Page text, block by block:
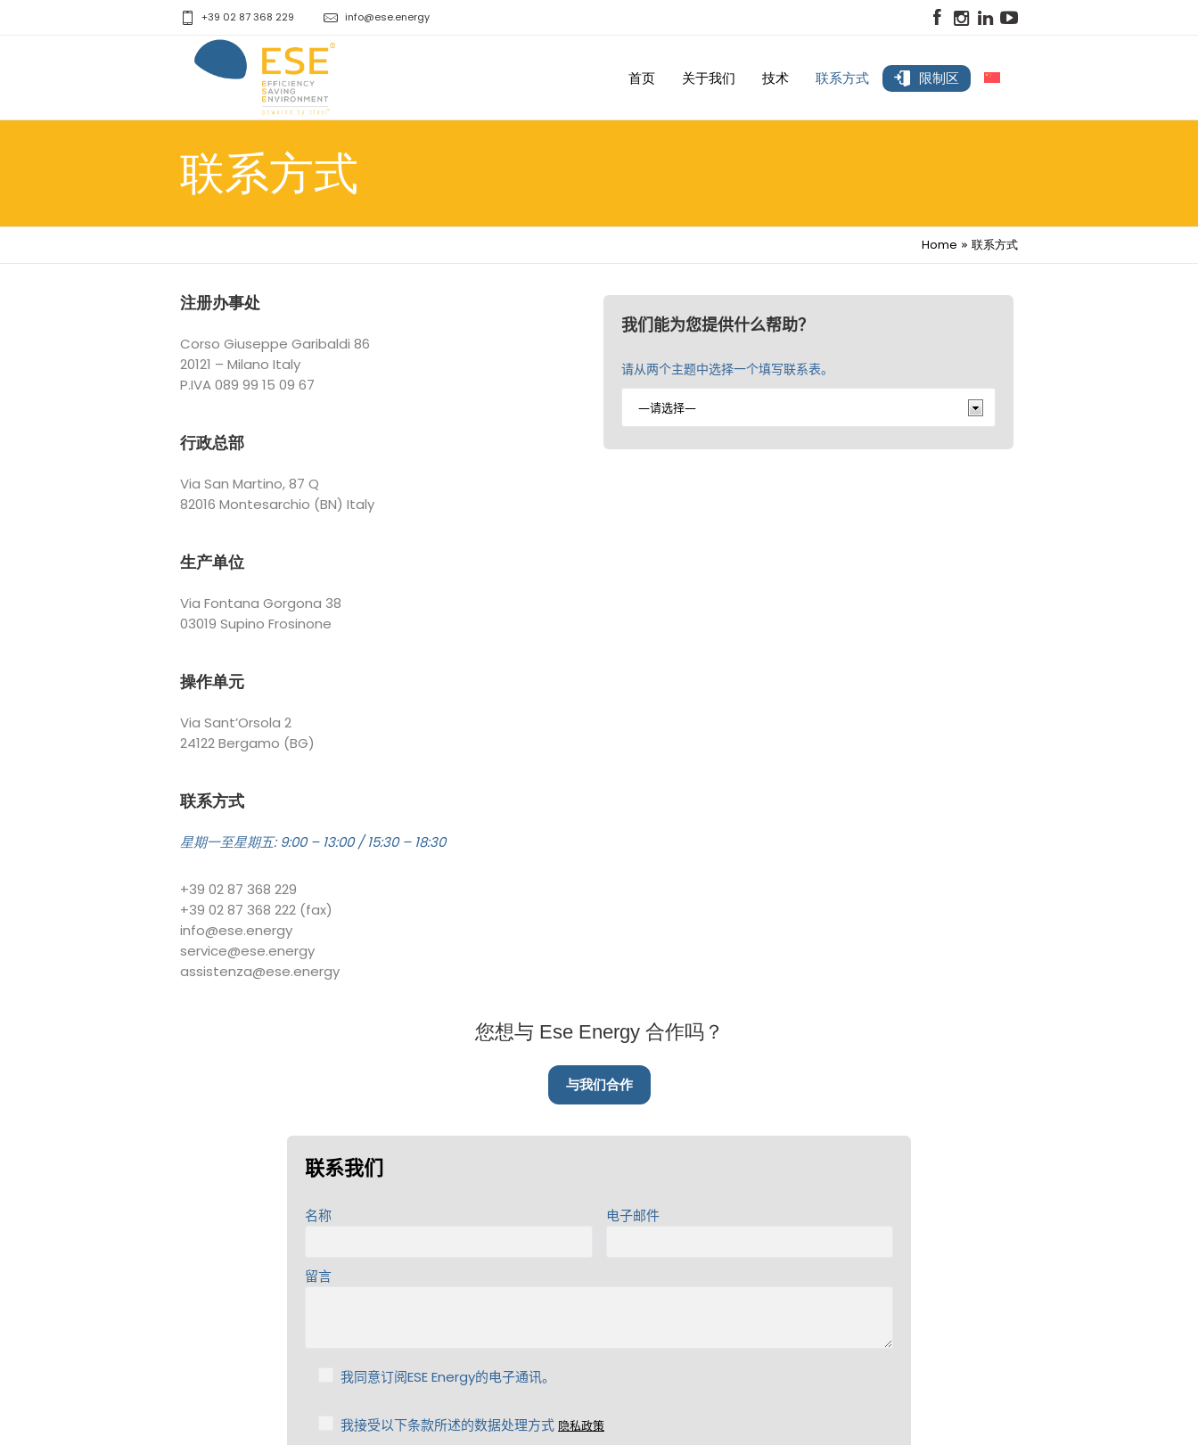
+39 02 87 368 229 info@ese.energy
首页 关于我们 技术 联系方式 限制区
联系方式
Home » 联系方式
注册办事处
Corso Giuseppe Garibaldi 86
20121 – Milano Italy
P.IVA 089 99 15 09 67
行政总部
Via San Martino, 87 Q
82016 Montesarchio (BN) Italy
生产单位
Via Fontana Gorgona 38
03019 Supino Frosinone
操作单元
Via Sant’Orsola 2
24122 Bergamo (BG)
联系方式
星期一至星期五: 9:00 – 13:00 / 15:30 – 18:30
+39 02 87 368 229
+39 02 87 368 222 (fax)
info@ese.energy
service@ese.energy
assistenza@ese.energy
我们能为您提供什么帮助？
请从两个主题中选择一个填写联系表。
您想与 Ese Energy 合作吗？
与我们合作
联系我们
名称 电子邮件
留言
我同意订阅ESE Energy的电子通讯。
我接受以下条款所述的数据处理方式 隐私政策